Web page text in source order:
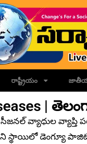
రాష్ట్రీయం
|
| సీజనల్ వ్యాధుల
స్థాయిలో డెంగ్యూ